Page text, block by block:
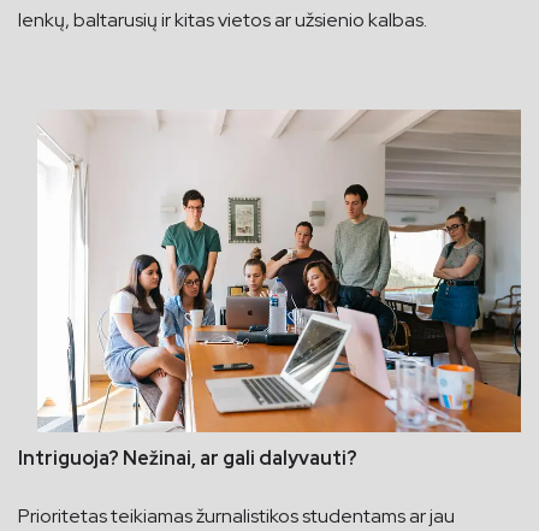
lenkų, baltarusių ir kitas vietos ar užsienio kalbas.
Intriguoja? Nežinai, ar gali dalyvauti?
Prioritetas teikiamas žurnalistikos studentams ar jau